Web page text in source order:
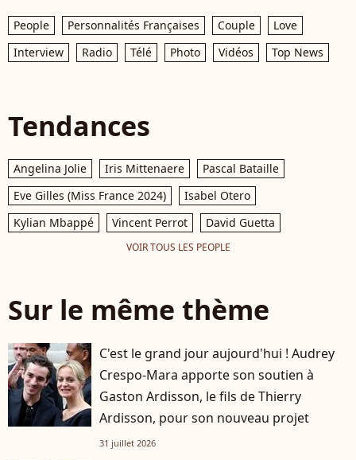
People Personnalités Françaises Couple
Love
Interview
Radio Télé Photo Vidéos Top News
Tendances
Angelina Jolie Iris Mittenaere
Pascal Bataille
Eve Gilles (Miss France 2024)
Isabel Otero
Kylian Mbappé
Vincent Perrot David Guetta
VOIR TOUS LES PEOPLE
Sur le même thème
C'est le grand jour aujourd'hui ! Audrey
Crespo-Mara apporte son soutien à
Gaston Ardisson, le fils de Thierry
Ardisson, pour son nouveau projet
31 juillet 2026